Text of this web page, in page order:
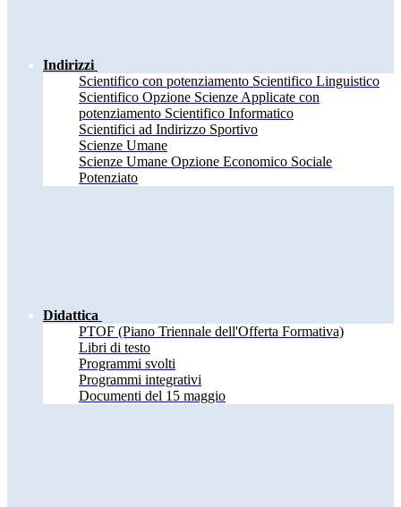
Indirizzi
Scientifico con potenziamento Scientifico Linguistico
Scientifico Opzione Scienze Applicate con
potenziamento Scientifico Informatico
Scientifici ad Indirizzo Sportivo
Scienze Umane
Scienze Umane Opzione Economico Sociale
Potenziato
Didattica
PTOF (Piano Triennale dell'Offerta Formativa)
Libri di testo
Programmi svolti
Programmi integrativi
Documenti del 15 maggio